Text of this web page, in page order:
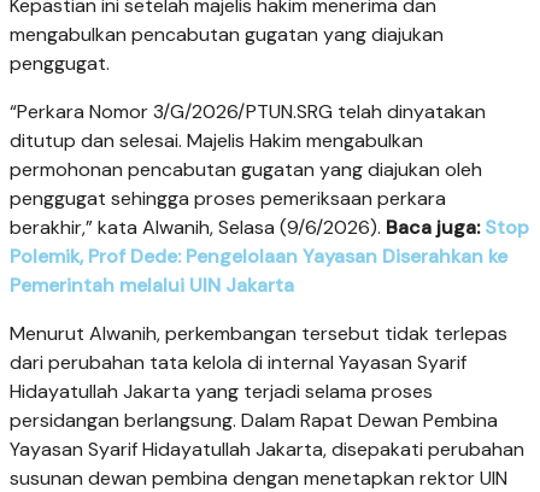
mengabulkan pencabutan gugatan yang diajukan
penggugat.
“Perkara Nomor 3/G/2026/PTUN.SRG telah dinyatakan
ditutup dan selesai. Majelis Hakim mengabulkan
permohonan pencabutan gugatan yang diajukan oleh
penggugat sehingga proses pemeriksaan perkara
berakhir,” kata Alwanih, Selasa (9/6/2026). Baca juga: Stop
Polemik, Prof Dede: Pengelolaan Yayasan Diserahkan ke
Pemerintah melalui UIN Jakarta
Menurut Alwanih, perkembangan tersebut tidak terlepas
dari perubahan tata kelola di internal Yayasan Syarif
Hidayatullah Jakarta yang terjadi selama proses
persidangan berlangsung. Dalam Rapat Dewan Pembina
Yayasan Syarif Hidayatullah Jakarta, disepakati perubahan
susunan dewan pembina dengan menetapkan rektor UIN